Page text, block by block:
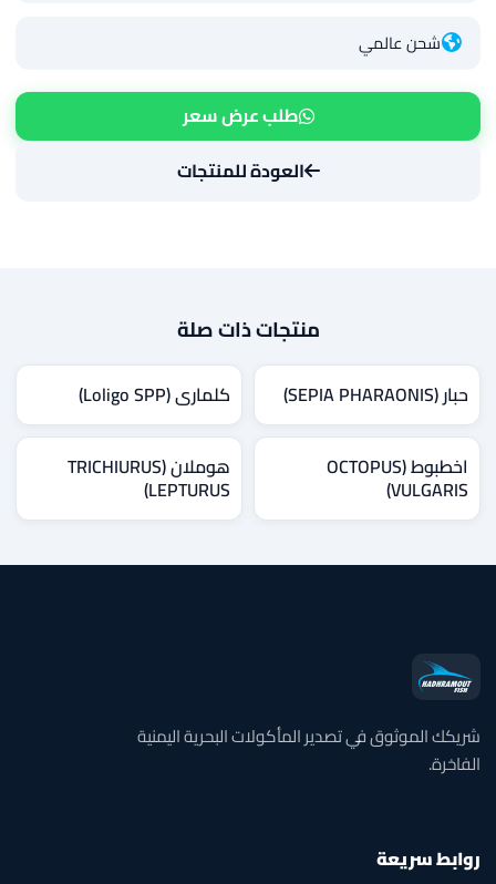
شحن عالمي
طلب عرض سعر
العودة للمنتجات
منتجات ذات صلة
حبار (SEPIA PHARAONIS) كلماري (Loligo SPP)
اخطبوط (OCTOPUS
VULGARIS)
هوملان (TRICHIURUS
LEPTURUS)
شريكك الموثوق في تصدير المأكولات البحرية اليمنية
الفاخرة.
روابط سريعة